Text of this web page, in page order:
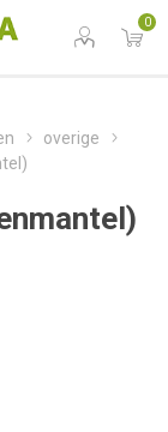
0
overige